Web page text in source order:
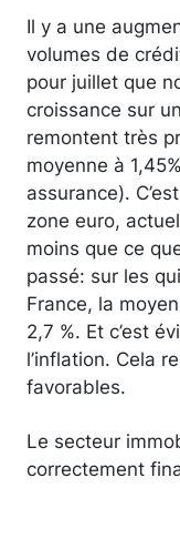
Il y a une
volumes de
pour juillet que
croissance sur
remontent très
moyenne à
assurance).
zone euro,
moins que ce
passé: sur les
France, la
2,7 %. Et c’est
l’inflation. Cela
favorables.
Le secteur
correctement